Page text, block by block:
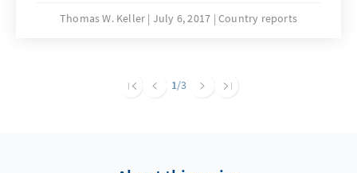
Potential haben, die langfristige
im letzten Jahr den sogenannten Harambee
Thomas W. Keller July 6, 2017 Country reports
1/3